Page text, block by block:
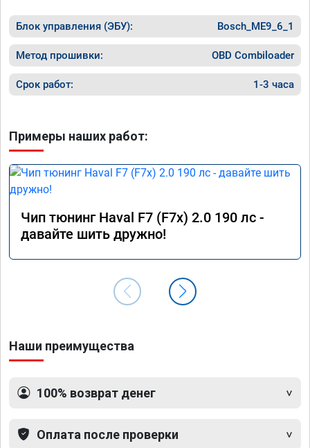
уверенным в отличной работе. Рекомендую
👍👍👍👍👍
Блок управления (ЭБУ): Bosch_ME9_6_1
Метод прошивки: OBD Combiloader
Срок работ: 1-3 часа
Примеры наших работ:
Чип тюнинг Haval F7 (F7x) 2.0 190 лс -
давайте шить дружно!
Наши преимущества
100% возврат денег
Оплата после проверки